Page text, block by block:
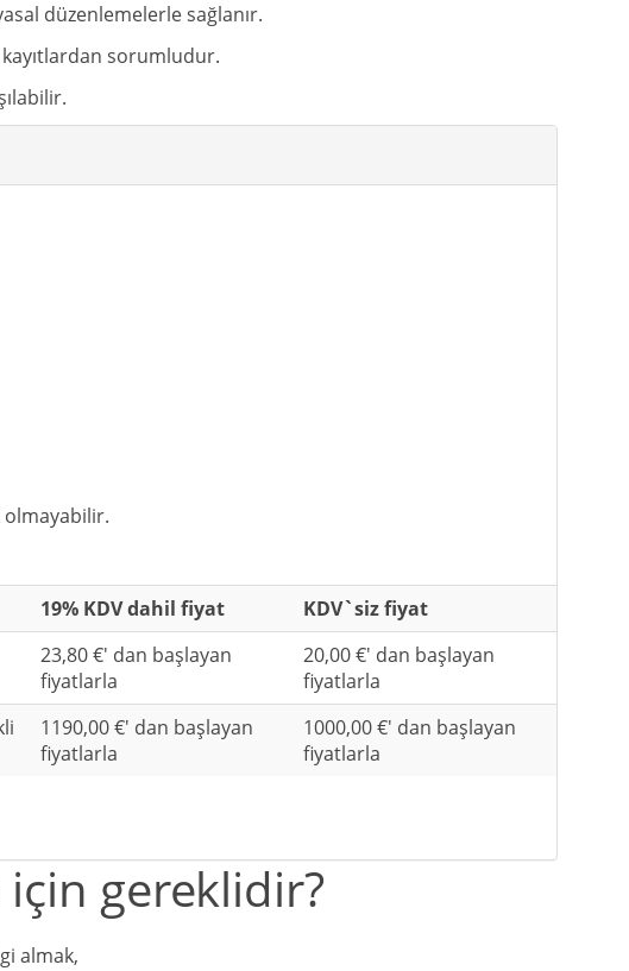
düzenlemelerle sağlanır.
kayıtlardan sorumludur.
olmayabilir.
19% KDV dahil fiyat
KDV`siz fiyat
23,80 €' dan başlayan
fiyatlarla
20,00 €' dan başlayan
fiyatlarla
1190,00 €' dan başlayan
fiyatlarla
1000,00 €' dan başlayan
fiyatlarla
gereklidir?
almak,